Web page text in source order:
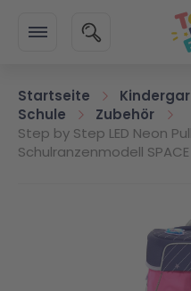
SUCHE
Startseite
Schule
Zubehör
Step by Step LED Neon
Schulranzenmodell SPACE
Zum Ende der Bildgalerie